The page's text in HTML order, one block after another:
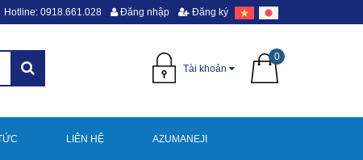
Hotline: 0918.661.028 Đăng nhập Đăng ký
Tài khoản
0
LIÊN HỆ AZUMANEJI